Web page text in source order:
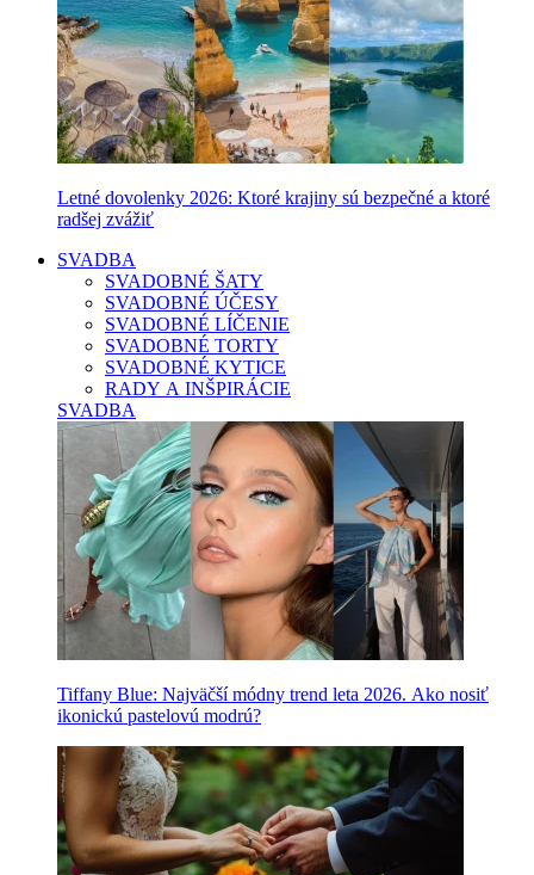
Letné dovolenky 2026: Ktoré krajiny sú bezpečné a ktoré
radšej zvážiť
SVADBA
SVADOBNÉ ŠATY
SVADOBNÉ ÚČESY
SVADOBNÉ LÍČENIE
SVADOBNÉ TORTY
SVADOBNÉ KYTICE
RADY A INŠPIRÁCIE
SVADBA
Tiffany Blue: Najväčší módny trend leta 2026. Ako nosiť
ikonickú pastelovú modrú?